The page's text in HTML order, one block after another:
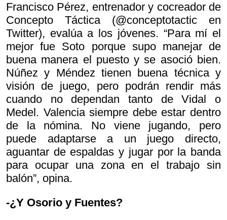
Francisco Pérez, entrenador y cocreador de
Concepto Táctica (@conceptotactic en
Twitter), evalúa a los jóvenes. “Para mí el
mejor fue Soto porque supo manejar de
buena manera el puesto y se asoció bien.
Núñez y Méndez tienen buena técnica y
visión de juego, pero podrán rendir más
cuando no dependan tanto de Vidal o
Medel. Valencia siempre debe estar dentro
de la nómina. No viene jugando, pero
puede adaptarse a un juego directo,
aguantar de espaldas y jugar por la banda
para ocupar una zona en el trabajo sin
balón”, opina.
-¿Y Osorio y Fuentes?